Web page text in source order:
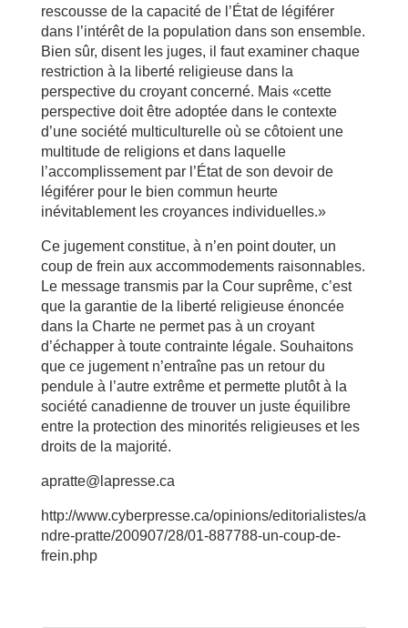
rescousse de la capacité de l’État de légiférer
dans l’intérêt de la population dans son ensemble.
Bien sûr, disent les juges, il faut examiner chaque
restriction à la liberté religieuse dans la
perspective du croyant concerné. Mais «cette
perspective doit être adoptée dans le contexte
d’une société multiculturelle où se côtoient une
multitude de religions et dans laquelle
l’accomplissement par l’État de son devoir de
légiférer pour le bien commun heurte
inévitablement les croyances individuelles.»
Ce jugement constitue, à n’en point douter, un
coup de frein aux accommodements raisonnables.
Le message transmis par la Cour suprême, c’est
que la garantie de la liberté religieuse énoncée
dans la Charte ne permet pas à un croyant
d’échapper à toute contrainte légale. Souhaitons
que ce jugement n’entraîne pas un retour du
pendule à l’autre extrême et permette plutôt à la
société canadienne de trouver un juste équilibre
entre la protection des minorités religieuses et les
droits de la majorité.
apratte@lapresse.ca
http://www.cyberpresse.ca/opinions/editorialistes/a
ndre-pratte/200907/28/01-887788-un-coup-de-
frein.php